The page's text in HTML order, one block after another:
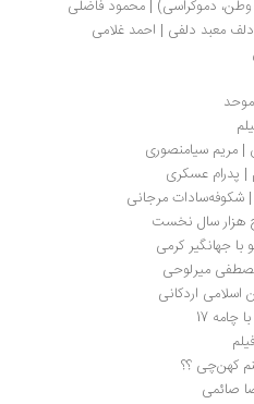
دموکراسی) | محمود فاضلی
معبد دلفی | احمد غلامی
| مریم سیامنصوری
| پدرام عسکری
| شکوفه‌سادات مرجانی
هزار سال نخست
جهانگیر کرمی
میرلوحی
اردکانی
17
کهن‌چی ؟؟
صائمی